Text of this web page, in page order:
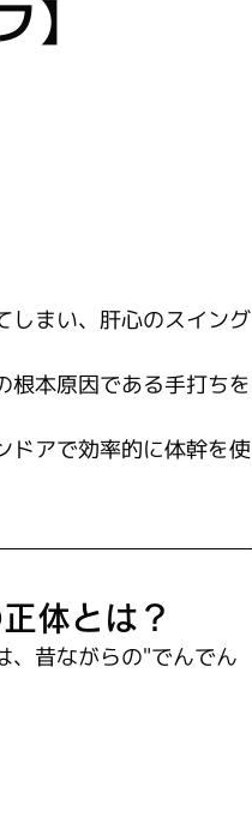
しまい、肝心のスイング
根本原因である手打ちを
ドアで効率的に体幹を使
正体とは？
、昔ながらの"でんでん